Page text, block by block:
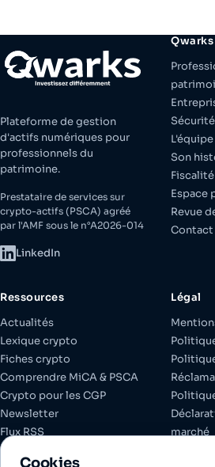
Plateforme de gestion
d'actifs numériques pour
professionnels du
patrimoine.
Prestataire de services sur
crypto-actifs (PSCA) agréé
par l'AMF sous le n°A2026-014
LinkedIn
Qwarks
L'équipe
Son
Fiscalité
Espace
Revue
Contact
Ressources
Actualités
Lexique crypto
Fiches crypto
Comprendre MiCA & PSCA
Crypto pour les CGP
Newsletter
Flux RSS
Espace client
Légal
marché
Cookies